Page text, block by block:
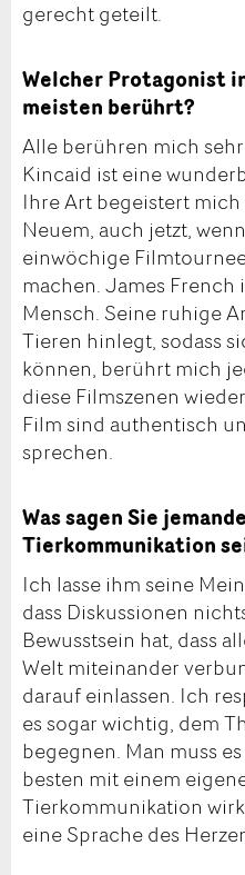
gerecht geteilt.
Welcher Protagonist
meisten berührt?
Alle berühren mich
Kincaid ist eine
Ihre Art begeistert
Neuem, auch jetzt,
einwöchige
machen. James
Mensch. Seine ruhige
Tieren hinlegt, sodass
können, berührt mich
diese Filmszenen
Film sind authentisch
sprechen.
Was sagen Sie
Tierkommunikation
Ich lasse ihm seine
dass Diskussionen
Bewusstsein hat, dass
Welt miteinander
darauf einlassen. Ich
es sogar wichtig, dem
begegnen. Man muss
besten mit einem
Tierkommunikation
eine Sprache des